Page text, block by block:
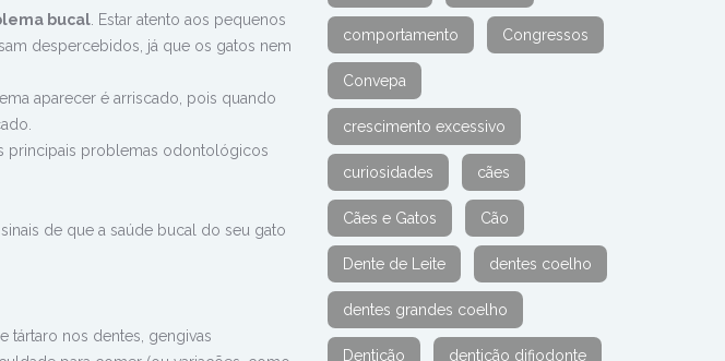
bucal. Estar atento aos pequenos
despercebidos, já que os gatos nem
aparecer é arriscado, pois quando
principais problemas odontológicos
de que a saúde bucal do seu gato
tártaro nos dentes, gengivas
comportamento Congressos
Convepa
crescimento excessivo
curiosidades cães
Cães e Gatos Cão
Dente de Leite dentes coelho
dentes grandes coelho
Dentição dentição difiodonte